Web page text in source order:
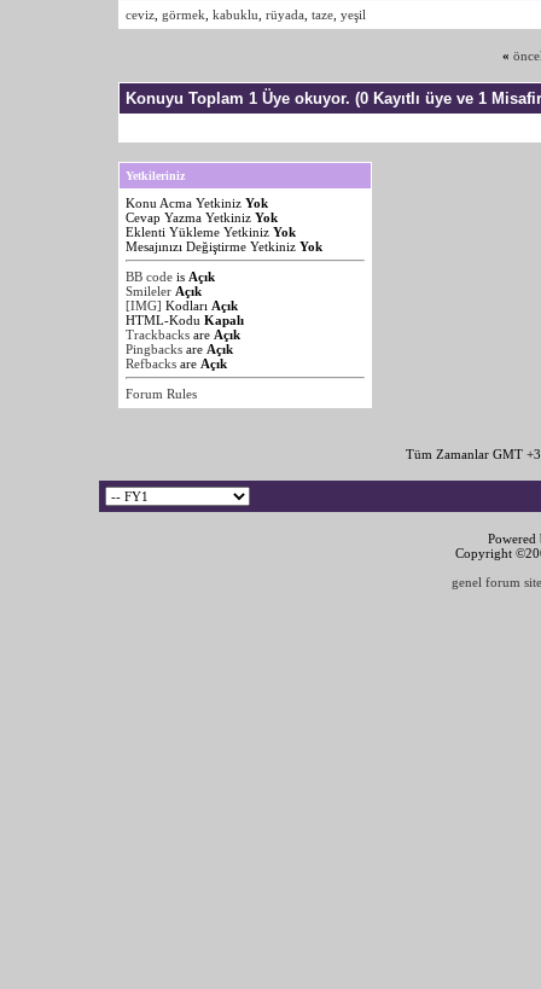
ceviz görmek kabuklu rüyada taze yeşil
«
Konuyu Toplam 1 Üye okuyor. (0 Kayıtlı üye ve 1
Yetkileriniz
Konu Acma Yetkiniz Yok
Cevap Yazma Yetkiniz Yok
Eklenti Yükleme Yetkiniz Yok
Mesajınızı Değiştirme Yetkiniz Yok
BB code is Açık
Smileler Açık
[IMG] Kodları Açık
HTML-Kodu Kapalı
Trackbacks are Açık
Pingbacks are Açık
Refbacks are Açık
Forum Rules
Tüm Zamanlar GMT
Copyright
genel forum